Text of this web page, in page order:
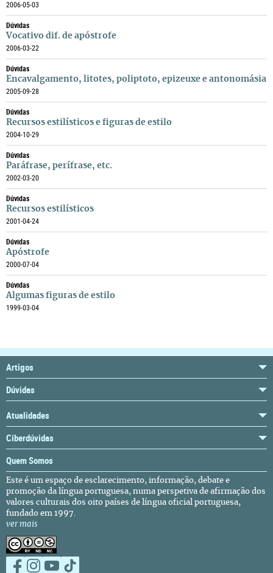
2006-05-03
Dúvidas
Vocativo dif. de apóstrofe
2006-03-22
Dúvidas
Encavalgamento, litotes, poliptoto, epizeuxe e antonomásia
2005-09-28
Dúvidas
Recursos estilísticos e figuras de estilo
2004-10-29
Dúvidas
Paráfrase, perífrase, etc.
2002-03-20
Dúvidas
Recursos estilísticos
2001-04-24
Dúvidas
Apóstrofe
2000-07-04
Dúvidas
Algumas figuras de estilo
1999-03-04
Artigos
Dúvidas
Atualidades
Ciberdúvidas
Quem Somos
Este é um espaço de esclarecimento, informação, debate e
promoção da língua portuguesa, numa perspetiva de afirmação dos
valores culturais dos oito países de língua oficial portuguesa,
fundado em 1997.
ver mais